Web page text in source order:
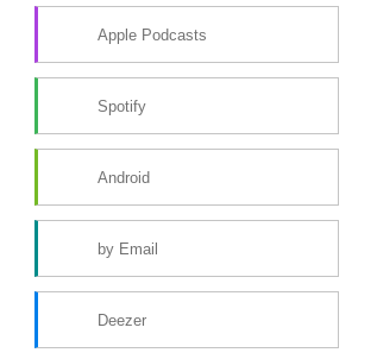
Apple Podcasts
Spotify
Android
by Email
Deezer